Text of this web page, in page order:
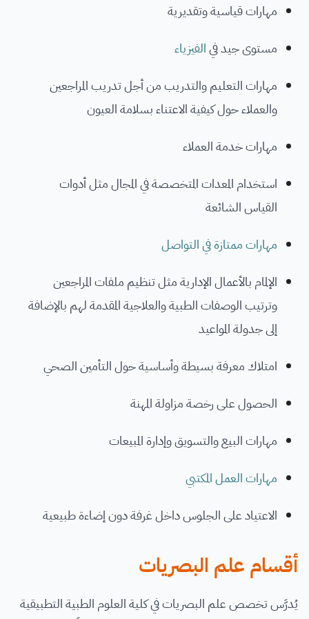
مهارات قياسية وتقديرية
مستوى جيد فيالفيزياء
مهارات التعليم والتدريب من أجل تدريب المراجعين
والعملاء حول كيفية الاعتناء بسلامة العيون
مهارات خدمة العملاء
استخدام المعدات المتخصصة في المجال مثل أدوات
القياس الشائعة
مهارات ممتازة في التواصل
الإلمام بالأعمال الإدارية مثل تنظيم ملفات المراجعين
وترتيب الوصفات الطبية والعلاجية المقدمة لهم بالإضافة
إلى جدولة المواعيد
امتلاك معرفة بسيطة وأساسية حول التأمين الصحي
الحصول على رخصة مزاولة المهنة
مهارات البيع والتسويق وإدارة المبيعات
مهارات العمل المكتبي
الاعتياد على الجلوس داخل غرفة دون إضاءة طبيعية
أقسام علم البصريات
يُدرَّس تخصص علم البصريات في كلية العلوم الطبية التطبيقية